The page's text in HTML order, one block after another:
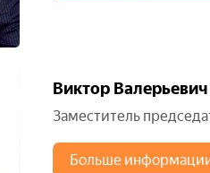
Виктор
Заместитель
Больше